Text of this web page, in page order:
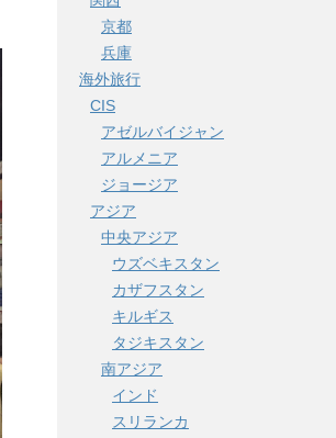
京都
兵庫
海外旅行
CIS
アゼルバイジャン
アルメニア
ジョージア
アジア
中央アジア
ウズベキスタン
カザフスタン
キルギス
タジキスタン
南アジア
インド
スリランカ